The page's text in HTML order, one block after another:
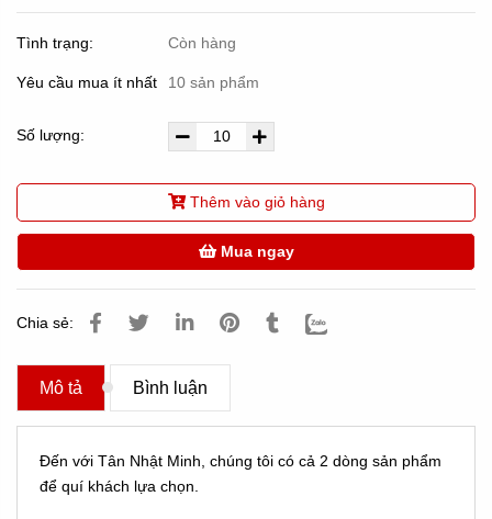
Tình trạng: Còn hàng
Yêu cầu mua ít nhất 10 sản phẩm
Số lượng:
Thêm vào giỏ hàng
Mua ngay
Chia sẻ:
Mô tả Bình luận
Đến với Tân Nhật Minh, chúng tôi có cả 2 dòng sản phẩm
để quí khách lựa chọn.